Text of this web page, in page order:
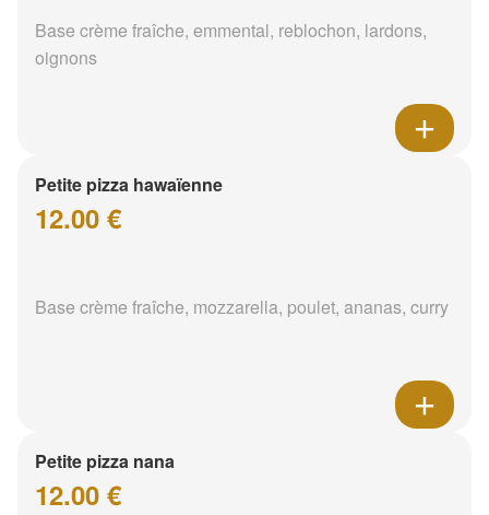
Base crème fraîche, emmental, reblochon, lardons,
oignons
Petite pizza hawaïenne
12.00 €
Base crème fraîche, mozzarella, poulet, ananas, curry
Petite pizza nana
12.00 €